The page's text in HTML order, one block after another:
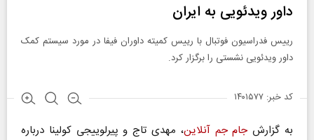
داور ویدئویی به ایران
رییس فدراسیون فوتبال با رییس کمیته داوران فیفا در مورد سیستم کمک
داور ویدئویی نشستی را برگزار کرد.
کد خبر: ۱۴۰۱۵۷۷
به گزارشجام جم آنلاین، مهدی تاج و پیرلوییجی کولینا درباره